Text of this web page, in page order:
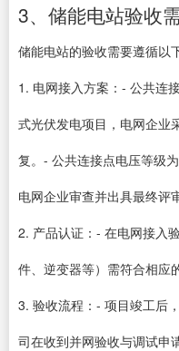
3、储能电站验收
储能电站的验收需要遵循以
1. 电网接入方案：- 公共连
式光伏发电项目，电网企业
复。- 公共连接点电压等级
电网企业审查并出具最终评
2. 产品认证：- 在电网接入
件、逆变器等）需符合相应
3. 验收流程：- 项目竣工后
司在收到并网验收与调试申